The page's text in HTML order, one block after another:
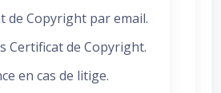
de Copyright par email.
Certificat de Copyright.
en cas de litige.